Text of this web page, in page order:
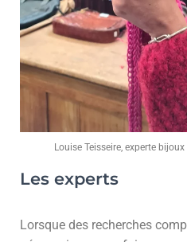
Louise Teisseire, experte
Les experts
Lorsque des recherches